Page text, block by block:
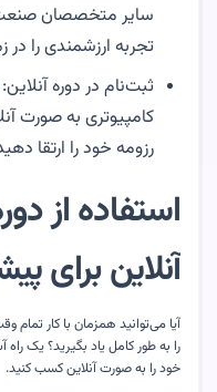
سایر متخصصان صنعت
تجربه ارزشمندی را
ثبت‌نام در دوره
کامپیوتری به صورت
رزومه خود را ارتقا
استفاده از
آنلاین برای
آیا می‌توانید همزمان با کار تمام
را به طور کامل یاد بگیرید؟ یک
خود را به صورت آنلاین کسب کنید.